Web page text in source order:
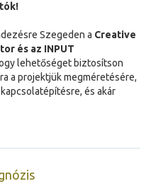
Szegeden a Creative
és az INPUT
lehetőséget biztosítson
a projektjük megméretésére,
és akár